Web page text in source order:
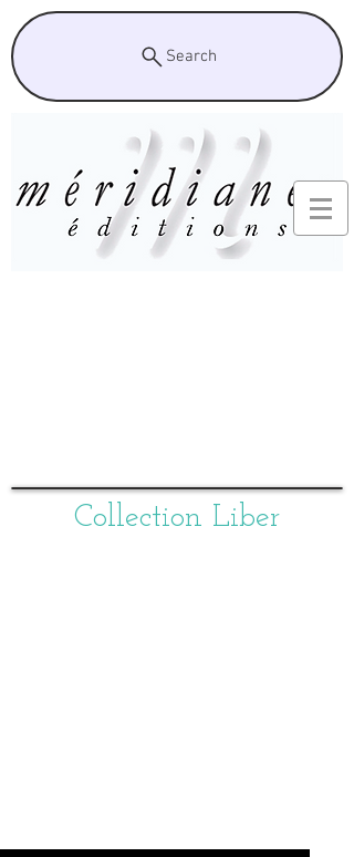
Search
Collection Liber